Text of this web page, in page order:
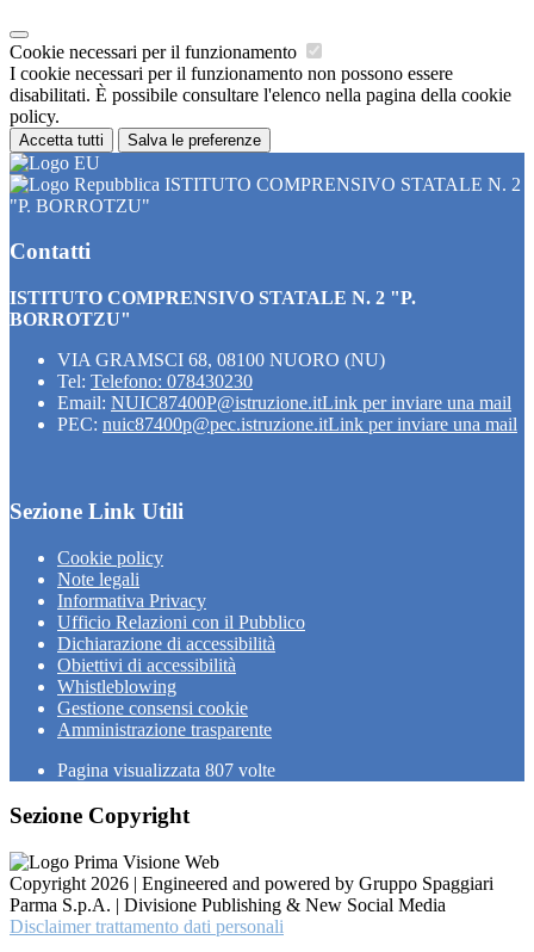
Cookie necessari per il funzionamento
I cookie necessari per il funzionamento non possono essere
disabilitati. È possibile consultare l'elenco nella pagina della cookie
policy.
Accetta tutti Salva le preferenze
ISTITUTO COMPRENSIVO STATALE N. 2
"P. BORROTZU"
Contatti
ISTITUTO COMPRENSIVO STATALE N. 2 "P.
BORROTZU"
VIA GRAMSCI 68, 08100 NUORO (NU)
Tel: Telefono: 078430230
Email: NUIC87400P@istruzione.itLink per inviare una mail
PEC: nuic87400p@pec.istruzione.itLink per inviare una mail
Sezione Link Utili
Cookie policy
Note legali
Informativa Privacy
Ufficio Relazioni con il Pubblico
Dichiarazione di accessibilità
Obiettivi di accessibilità
Whistleblowing
Gestione consensi cookie
Amministrazione trasparente
Pagina visualizzata 807 volte
Sezione Copyright
Copyright 2026 | Engineered and powered by Gruppo Spaggiari
Parma S.p.A. | Divisione Publishing & New Social Media
Disclaimer trattamento dati personali